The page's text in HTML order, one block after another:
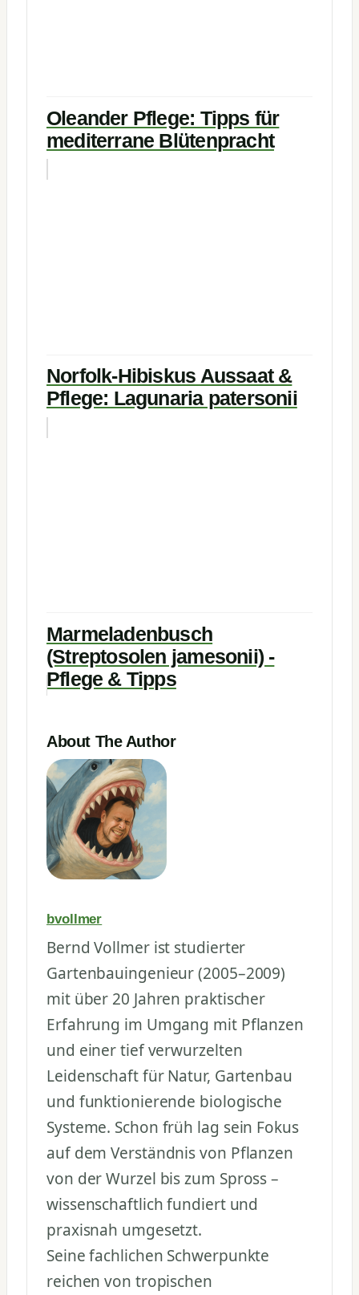
Oleander Pflege: Tipps für
mediterrane Blütenpracht
Norfolk-Hibiskus Aussaat &
Pflege: Lagunaria patersonii
Marmeladenbusch
(Streptosolen jamesonii) -
Pflege & Tipps
About The Author
bvollmer
Bernd Vollmer ist studierter
Gartenbauingenieur (2005–2009)
mit über 20 Jahren praktischer
Erfahrung im Umgang mit Pflanzen
und einer tief verwurzelten
Leidenschaft für Natur, Gartenbau
und funktionierende biologische
Systeme. Schon früh lag sein Fokus
auf dem Verständnis von Pflanzen
von der Wurzel bis zum Spross –
wissenschaftlich fundiert und
praxisnah umgesetzt.
Seine fachlichen Schwerpunkte
reichen von tropischen